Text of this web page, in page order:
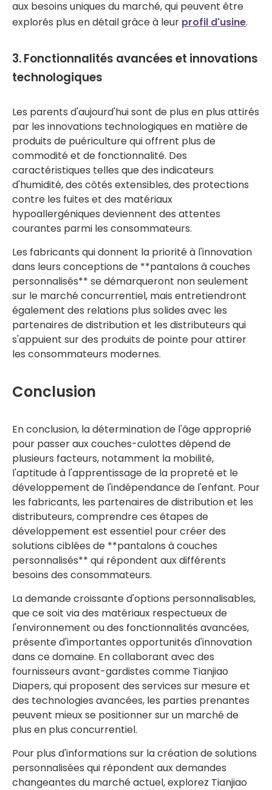
aux besoins uniques du marché, qui peuvent être
explorés plus en détail grâce à leur profil d'usine.
3. Fonctionnalités avancées et innovations
technologiques
Les parents d'aujourd'hui sont de plus en plus attirés
par les innovations technologiques en matière de
produits de puériculture qui offrent plus de
commodité et de fonctionnalité. Des
caractéristiques telles que des indicateurs
d'humidité, des côtés extensibles, des protections
contre les fuites et des matériaux
hypoallergéniques deviennent des attentes
courantes parmi les consommateurs.
Les fabricants qui donnent la priorité à l'innovation
dans leurs conceptions de **pantalons à couches
personnalisés** se démarqueront non seulement
sur le marché concurrentiel, mais entretiendront
également des relations plus solides avec les
partenaires de distribution et les distributeurs qui
s'appuient sur des produits de pointe pour attirer
les consommateurs modernes.
Conclusion
En conclusion, la détermination de l'âge approprié
pour passer aux couches-culottes dépend de
plusieurs facteurs, notamment la mobilité,
l'aptitude à l'apprentissage de la propreté et le
développement de l'indépendance de l'enfant. Pour
les fabricants, les partenaires de distribution et les
distributeurs, comprendre ces étapes de
développement est essentiel pour créer des
solutions ciblées de **pantalons à couches
personnalisés** qui répondent aux différents
besoins des consommateurs.
La demande croissante d'options personnalisables,
que ce soit via des matériaux respectueux de
l'environnement ou des fonctionnalités avancées,
présente d'importantes opportunités d'innovation
dans ce domaine. En collaborant avec des
fournisseurs avant-gardistes comme Tianjiao
Diapers, qui proposent des services sur mesure et
des technologies avancées, les parties prenantes
peuvent mieux se positionner sur un marché de
plus en plus concurrentiel.
Pour plus d'informations sur la création de solutions
personnalisées qui répondent aux demandes
changeantes du marché actuel, explorez Tianjiao